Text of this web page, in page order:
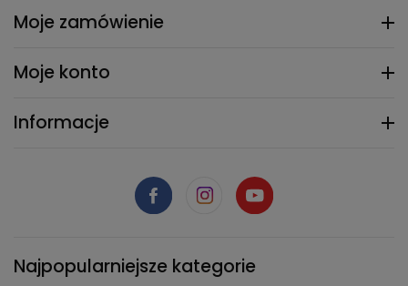
Moje zamówienie
Moje konto
Informacje
Najpopularniejsze kategorie